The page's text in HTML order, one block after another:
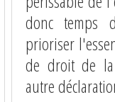
donc temps
prioriser
de droit de
autre